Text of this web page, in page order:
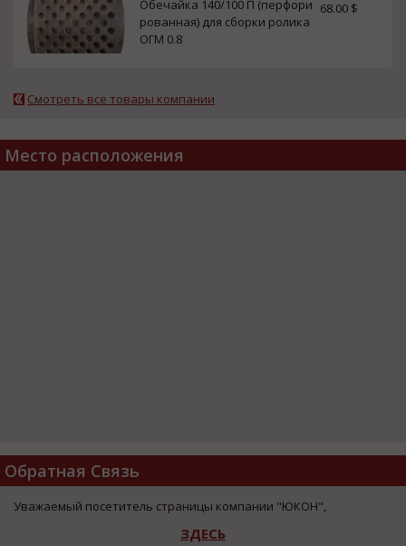
Обечайка 140/100 П (перфори
рованная) для сборки ролика
ОГМ 0.8
68.00 $
Смотреть все товары компании
Место расположения
Обратная Связь
Уважаемый посетитель страницы компании "ЮКОН",
ЗДЕСЬ